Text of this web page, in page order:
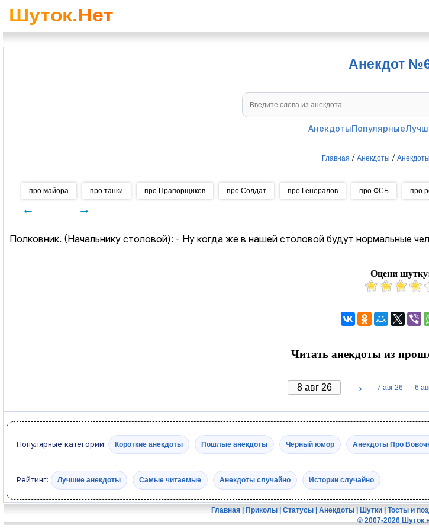
Анекдот
АнекдотыПопулярные
Главная / Анекдоты /
про майора про танки про Прапорщиков про Солдат про Генералов про ФСБ про
← →
Полковник. (Начальнику столовой): - Ну когда же в нашей столовой будут нормальные
Оцени
Читать анекдоты из
→ 7 авг 26 6
Популярные категории: Короткие анекдоты Пошлые анекдоты Черный юмор Анекдоты Про
Рейтинг: Лучшие анекдоты Самые читаемые Анекдоты случайно Истории случайно
Главная| Приколы| Статусы| Анекдоты| Шутки| Тосты и
© 2007-2026